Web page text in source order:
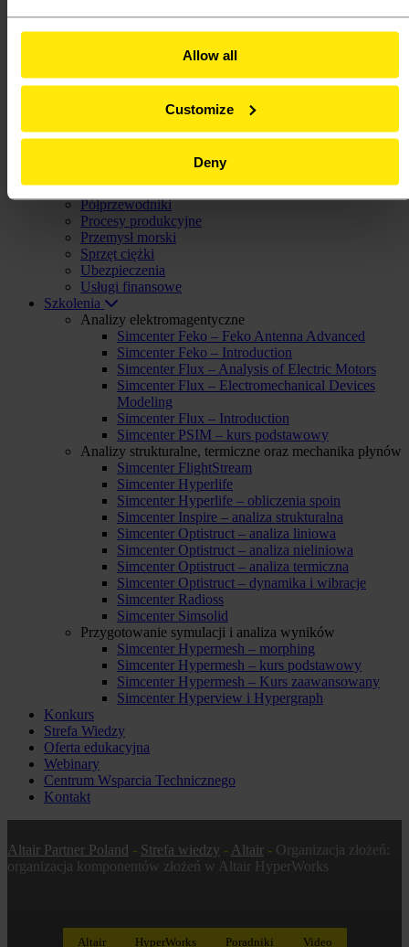
Allow all
Customize
Deny
Agencje rządowe
Dobra konsumpcyjne
Energia
Maszyny przemysłowe
Pogoda i klimat
Półprzewodniki
Procesy produkcyjne
Przemysł morski
Sprzęt ciężki
Ubezpieczenia
Usługi finansowe
Szkolenia
Analizy elektromagentyczne
Simcenter Feko – Feko Antenna Advanced
Simcenter Feko – Introduction
Simcenter Flux – Analysis of Electric Motors
Simcenter Flux – Electromechanical Devices
Modeling
Simcenter Flux – Introduction
Simcenter PSIM – kurs podstawowy
Analizy strukturalne, termiczne oraz mechanika płynów
Simcenter FlightStream
Simcenter Hyperlife
Simcenter Hyperlife – obliczenia spoin
Simcenter Inspire – analiza strukturalna
Simcenter Optistruct – analiza liniowa
Simcenter Optistruct – analiza nieliniowa
Simcenter Optistruct – analiza termiczna
Simcenter Optistruct – dynamika i wibracje
Simcenter Radioss
Simcenter Simsolid
Przygotowanie symulacji i analiza wyników
Simcenter Hypermesh – morphing
Simcenter Hypermesh – kurs podstawowy
Simcenter Hypermesh – Kurs zaawansowany
Simcenter Hyperview i Hypergraph
Konkurs
Strefa Wiedzy
Oferta edukacyjna
Webinary
Centrum Wsparcia Technicznego
Kontakt
Altair Partner Poland - Strefa wiedzy - Altair - Organizacja złożeń:
organizacja komponentów złożeń w Altair HyperWorks
Altair HyperWorks Poradniki Video